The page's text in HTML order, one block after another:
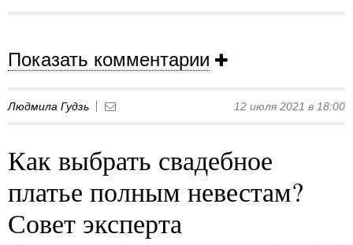
Показать комментарии
Людмила Гудзь 12 июля 2021 в 18:00
Как выбрать свадебное
платье полным невестам?
Совет эксперта